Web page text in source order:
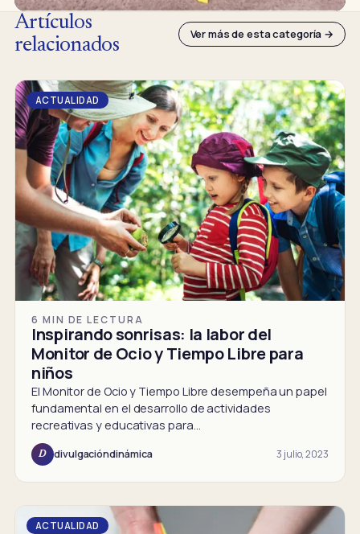
Artículos
relacionados
Ver más de esta categoría →
ACTUALIDAD
6 MIN DE LECTURA
Inspirando sonrisas: la labor del
Monitor de Ocio y Tiempo Libre para
niños
El Monitor de Ocio y Tiempo Libre desempeña un papel
fundamental en el desarrollo de actividades
recreativas y educativas para…
D divulgacióndinámica 3 julio, 2023
ACTUALIDAD